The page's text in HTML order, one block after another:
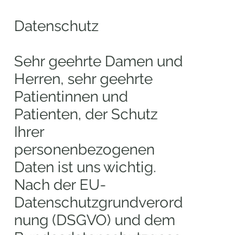
Datenschutz
Sehr geehrte Damen und
Herren, sehr geehrte
Patientinnen und
Patienten, der Schutz
Ihrer
personenbezogenen
Daten ist uns wichtig.
Nach der EU-
Datenschutzgrundverord
nung (DSGVO) und dem